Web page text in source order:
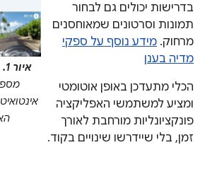
איור 1.
בדרישות יכולים גם לבחור
תמונות וסרטונים שמאוחסנים
מרחוק. מידע נוסף על ספקי
מדיה בענן
הכלי מתעדכן באופן אוטומטי
ומציע למשתמשי האפליקציה
פונקציונליות מורחבת לאורך
זמן, בלי שיידרשו שינויים בקוד.